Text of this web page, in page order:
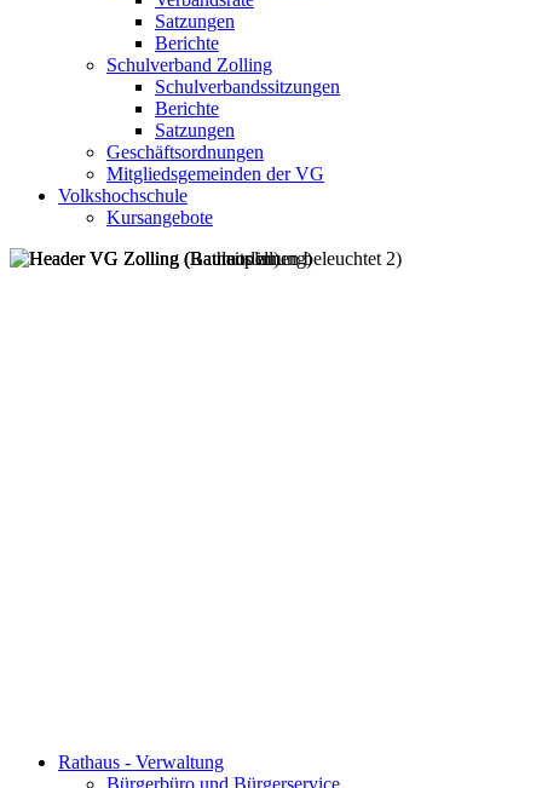
Satzungen
Berichte
Schulverband Zolling
Schulverbandssitzungen
Berichte
Satzungen
Geschäftsordnungen
Mitgliedsgemeinden der VG
Volkshochschule
Kursangebote
Rathaus - Verwaltung
Bürgerbüro und Bürgerservice